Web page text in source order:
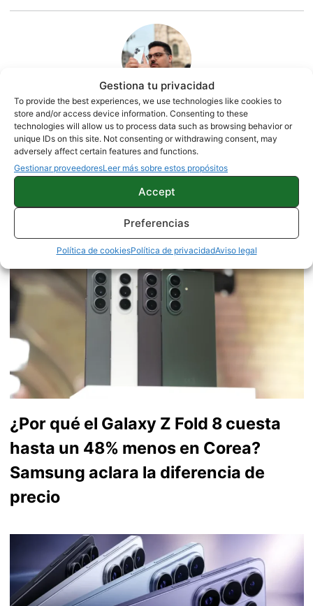
Gestiona tu privacidad
To provide the best experiences, we use technologies like cookies to
store and/or access device information. Consenting to these
technologies will allow us to process data such as browsing behavior or
unique IDs on this site. Not consenting or withdrawing consent, may
adversely affect certain features and functions.
Gestionar proveedoresLeer más sobre estos propósitos
Accept
Preferencias
Política de cookiesPolítica de privacidadAviso legal
Quelian Sanz
11059 artículos publicados en ProAndroid desde 2020.
Redactor en Pro Android | Apasionado de ese Androide
verde que tanto esconde. Se comenta que tecleo sobre
actualidad. Me gusta probarlo todo en este mundo de la
tecnología. Los gusanos se comen a las manzanas.
Enamorado de lo que una gran mayoría llama ruido.
Twitter
¿Por qué el Galaxy Z Fold 8 cuesta
hasta un 48% menos en Corea?
Samsung aclara la diferencia de
precio